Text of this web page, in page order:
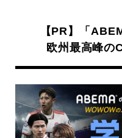
【PR】「
欧州最高峰の